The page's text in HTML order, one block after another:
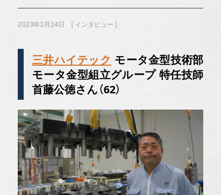
2023年2月24日 インタビュー
三井ハイテック モータ金型技術部
モータ金型組立グループ 特任技師
首藤公徳さん（62）